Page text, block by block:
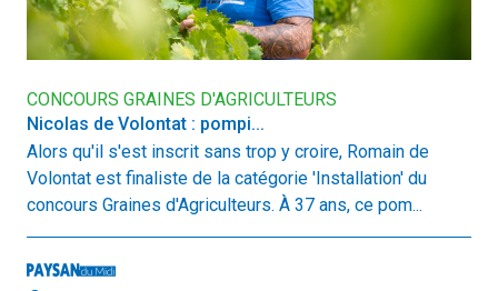
CONCOURS GRAINES D'AGRICULTEURS
Nicolas de Volontat : pompi...
Alors qu'il s'est inscrit sans trop y croire, Romain de
Volontat est finaliste de la catégorie 'Installation' du
concours Graines d'Agriculteurs. À 37 ans, ce pom...